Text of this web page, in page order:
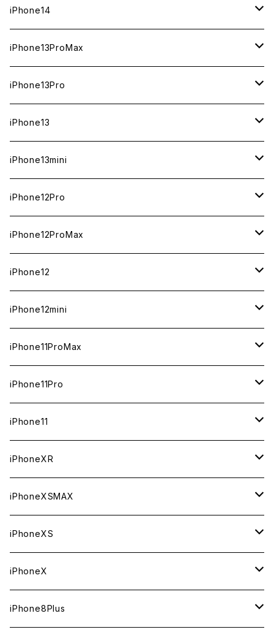
中古（整備済み）
新品
中古（整備済み）
中古（整備済み）
新品
中古（整備済み）
中古（整備済み）
新品
中古（整備済み）
256GB
新品
中古（整備済み）
128GB
新品
中古（整備済み）
新品
中古（整備済み）
512GB
新品
中古（整備済み）
256GB
新品
中古（整備済み）
128GB
新品
中古（整備済み）
512GB
新品
中古（整備済み）
256GB
新品
中古（整備済み）
128GB
新品
中古（整備済み）
iPhone14
128GB
新品
中古（整備済み）
256GB
新品
中古（整備済み）
512GB
新品
中古（整備済み）
iPhone13ProMax
1TB
新品
中古（整備済み）
512GB
新品
中古（整備済み）
256GB
新品
中古（整備済み）
128GB
新品
中古（整備済み）
iPhone13Pro
1TB
新品
中古（整備済み）
512GB
新品
中古（整備済み）
256GB
新品
中古（整備済み）
128GB
新品
中古（整備済み）
iPhone13
512GB
新品
中古（整備済み）
256GB
新品
中古（整備済み）
128GB
新品
中古（整備済み）
iPhone13mini
512GB
新品
中古（整備済み）
256GB
新品
中古（整備済み）
128GB
新品
中古（整備済み）
iPhone12Pro
128GB
新品
中古（整備済み）
256GB
新品
中古（整備済み）
512GB
新品
中古（整備済み）
iPhone12ProMax
512GB
新品
中古（整備済み）
256GB
新品
中古（整備済み）
128GB
新品
中古（整備済み）
iPhone12
256GB
新品
中古（整備済み）
128GB
新品
中古（整備済み）
64GB
新品
中古（整備済み）
iPhone12mini
256GB
新品
中古（整備済み）
128GB
新品
中古（整備済み）
64GB
新品
中古（整備済み）
iPhone11ProMax
512GB
新品
中古（整備済み）
256GB
新品
中古（整備済み）
64GB
新品
中古（整備済み）
iPhone11Pro
512GB
新品
中古（整備済み）
256GB
新品
中古（整備済み）
64GB
新品
中古（整備済み）
iPhone11
256GB
新品
中古（整備済み）
128GB
新品
中古（整備済み）
64GB
新品
中古（整備済み）
iPhoneXR
256GB
新品
中古（整備済み）
128GB
新品
中古（整備済み）
64GB
新品
iPhoneXSMAX
512GB
新品
中古（整備済み）
256GB
新品
64GB
iPhoneXS
512GB
新品
256GB
iPhoneX
256GB
iPhone8Plus